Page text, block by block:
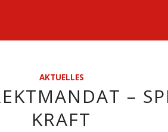
AKTUELLES
–
KRAFT